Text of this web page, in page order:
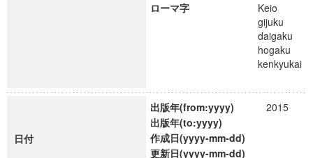
ローマ字
Keio
gijuku
daigaku
hogaku
kenkyukai
日付
出版年(from:yyyy)
2015
出版年(to:yyyy)
作成日(yyyy-mm-dd)
更新日(yyyy-mm-dd)